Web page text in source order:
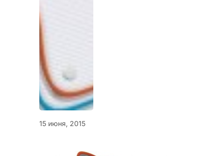
15 июня, 2015